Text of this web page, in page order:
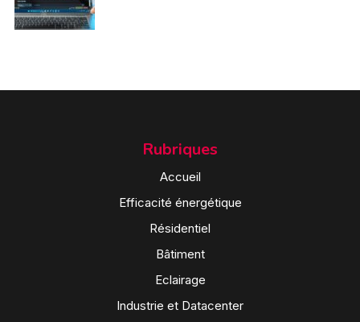
Rubriques
Accueil
Efficacité énergétique
Résidentiel
Bâtiment
Eclairage
Industrie et Datacenter